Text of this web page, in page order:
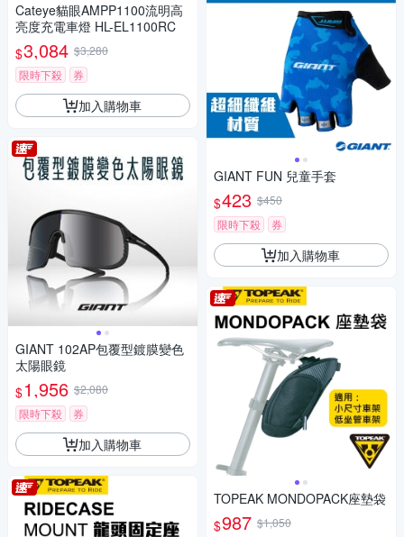
Cateye貓眼AMPP1100流明高
亮度充電車燈 HL-EL1100RC
$3,084 $3,280
限時下殺
券
加入購物車
GIANT 102AP包覆型鍍膜變色
太陽眼鏡
$1,956 $2,080
限時下殺
券
加入購物車
GIANT FUN 兒童手套
$423 $450
限時下殺
券
加入購物車
TOPEAK MONDOPACK座墊袋
$987 $1,050